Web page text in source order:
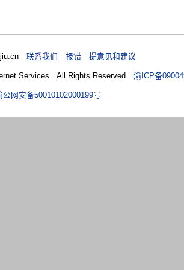
联系我们 报错 提意见和建议
Services All Rights Reserved 渝ICP备
公网安备50010102000199号